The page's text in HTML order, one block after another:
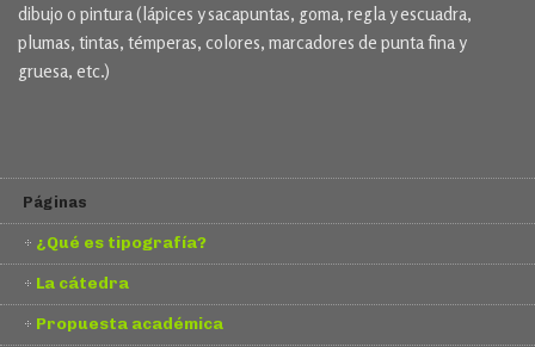
dibujo o pintura (lápices y sacapuntas, goma, regla y escuadra,
plumas, tintas, témperas, colores, marcadores de punta fina y
gruesa, etc.)
Páginas
¿Qué es tipografía?
La cátedra
Propuesta académica